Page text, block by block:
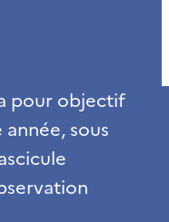
pour objectif
sous